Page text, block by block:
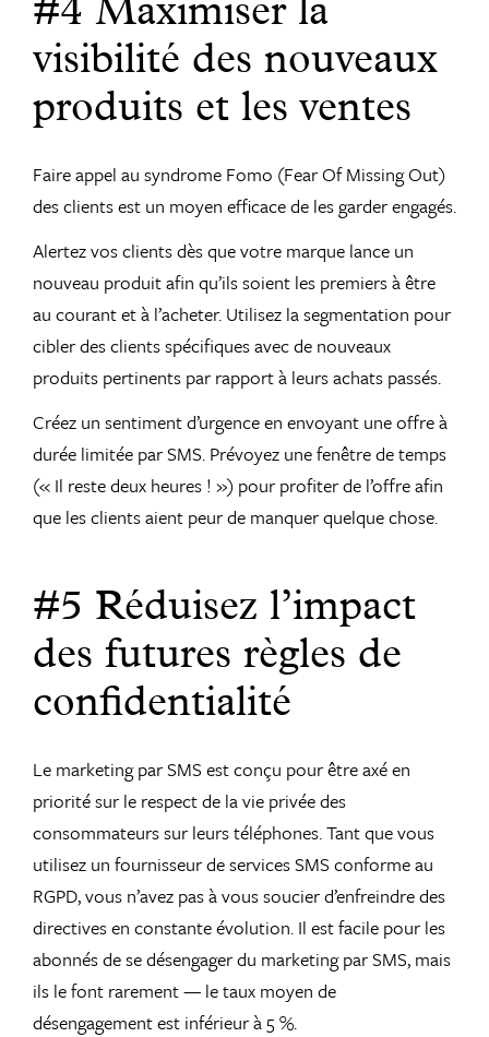
#4 Maximiser la
visibilité des nouveaux
produits et les ventes
Faire appel au syndrome Fomo (Fear Of Missing Out)
des clients est un moyen efficace de les garder engagés.
Alertez vos clients dès que votre marque lance un
nouveau produit afin qu’ils soient les premiers à être
au courant et à l’acheter. Utilisez la segmentation pour
cibler des clients spécifiques avec de nouveaux
produits pertinents par rapport à leurs achats passés.
Créez un sentiment d’urgence en envoyant une offre à
durée limitée par SMS. Prévoyez une fenêtre de temps
(« Il reste deux heures ! ») pour profiter de l’offre afin
que les clients aient peur de manquer quelque chose.
#5 Réduisez l’impact
des futures règles de
confidentialité
Le marketing par SMS est conçu pour être axé en
priorité sur le respect de la vie privée des
consommateurs sur leurs téléphones.Tant que vous
utilisez un fournisseur de services SMS conforme au
RGPD, vous n’avez pas à vous soucier d’enfreindre des
directives en constante évolution. Il est facile pour les
abonnés de se désengager du marketing par SMS, mais
ils le font rarement — le taux moyen de
désengagement est inférieur à 5 %.